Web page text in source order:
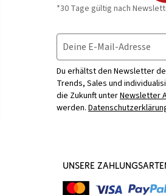
*30 Tage gültig nach
Deine E-Mail-Adresse
Du erhältst den Newsletter
Trends, Sales und
die Zukunft unterNewsletter
werden.
UNSERE